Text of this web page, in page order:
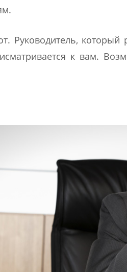
Руководитель,
к вам.